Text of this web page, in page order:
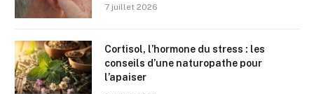
7 juillet 2026
Cortisol, l’hormone du stress : les
conseils d’une naturopathe pour
l’apaiser